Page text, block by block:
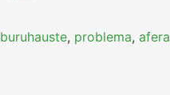
buruhauste, problema, afera